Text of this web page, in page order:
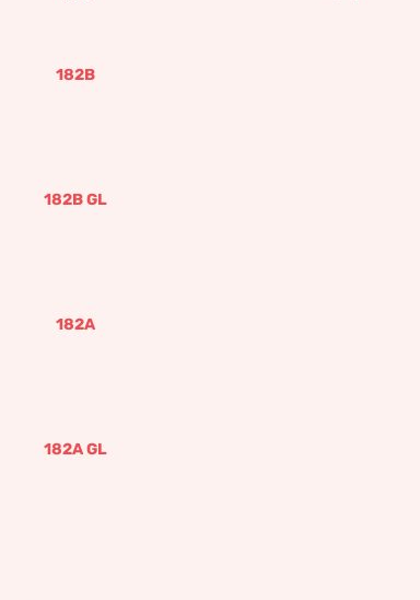
182B
182B GL
182A
182A GL